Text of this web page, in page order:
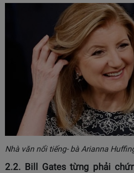
Nhà văn nổi tiếng- bà Arianna
2.2. Bill Gates từng phải